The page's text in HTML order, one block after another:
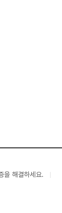
을 해결하세요.